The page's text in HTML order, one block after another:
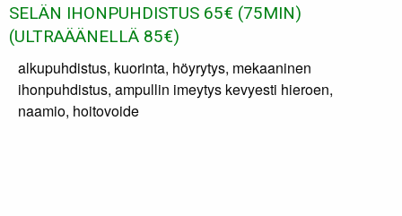
SELÄN IHONPUHDISTUS 65€ (75MIN)
(ULTRAÄÄNELLÄ 85€)
alkupuhdistus, kuorinta, höyrytys, mekaaninen
ihonpuhdistus, ampullin imeytys kevyesti hieroen,
naamio, hoitovoide